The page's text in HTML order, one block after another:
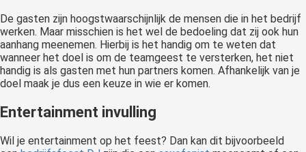
De gasten zijn hoogstwaarschijnlijk de mensen die in het bedrijf
werken. Maar misschien is het wel de bedoeling dat zij ook hun
aanhang meenemen. Hierbij is het handig om te weten dat
wanneer het doel is om de teamgeest te versterken, het niet
handig is als gasten met hun partners komen. Afhankelijk van je
doel maak je dus een keuze in wie er komen.
Entertainment invulling
Wil je entertainment op het feest? Dan kan dit bijvoorbeeld